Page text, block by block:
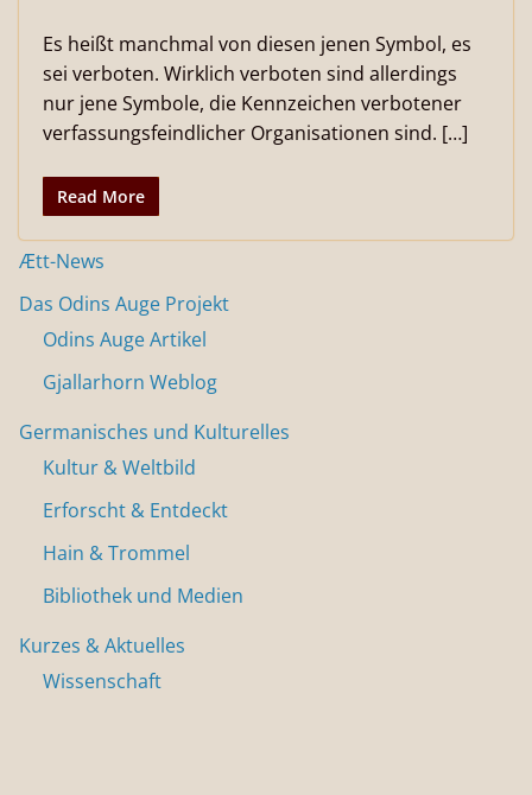
Es heißt manchmal von diesen jenen Symbol, es
sei verboten. Wirklich verboten sind allerdings
nur jene Symbole, die Kennzeichen verbotener
verfassungsfeindlicher Organisationen sind. […]
Read More
Ætt-News
Das Odins Auge Projekt
Odins Auge Artikel
Gjallarhorn Weblog
Germanisches und Kulturelles
Kultur & Weltbild
Erforscht & Entdeckt
Hain & Trommel
Bibliothek und Medien
Kurzes & Aktuelles
Wissenschaft